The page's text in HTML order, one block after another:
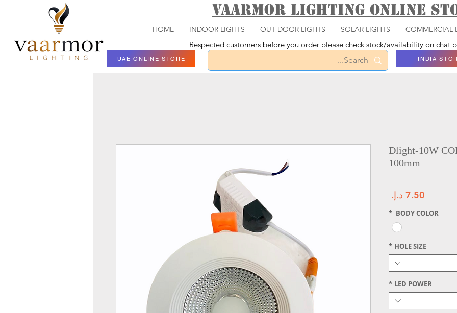
Vaarmor Lighting ONLINE
HOME INDOOR LIGHTS OUT DOOR LIGHTS SOLAR LIGHTS COMMERCIAL
Respected customers before you order please check stock/availability on chat
UAE ONLINE STORE INDIA
Dlight-10W
100mm
BODY COLOR
*
HOLE SIZE
*
LED POWER
*